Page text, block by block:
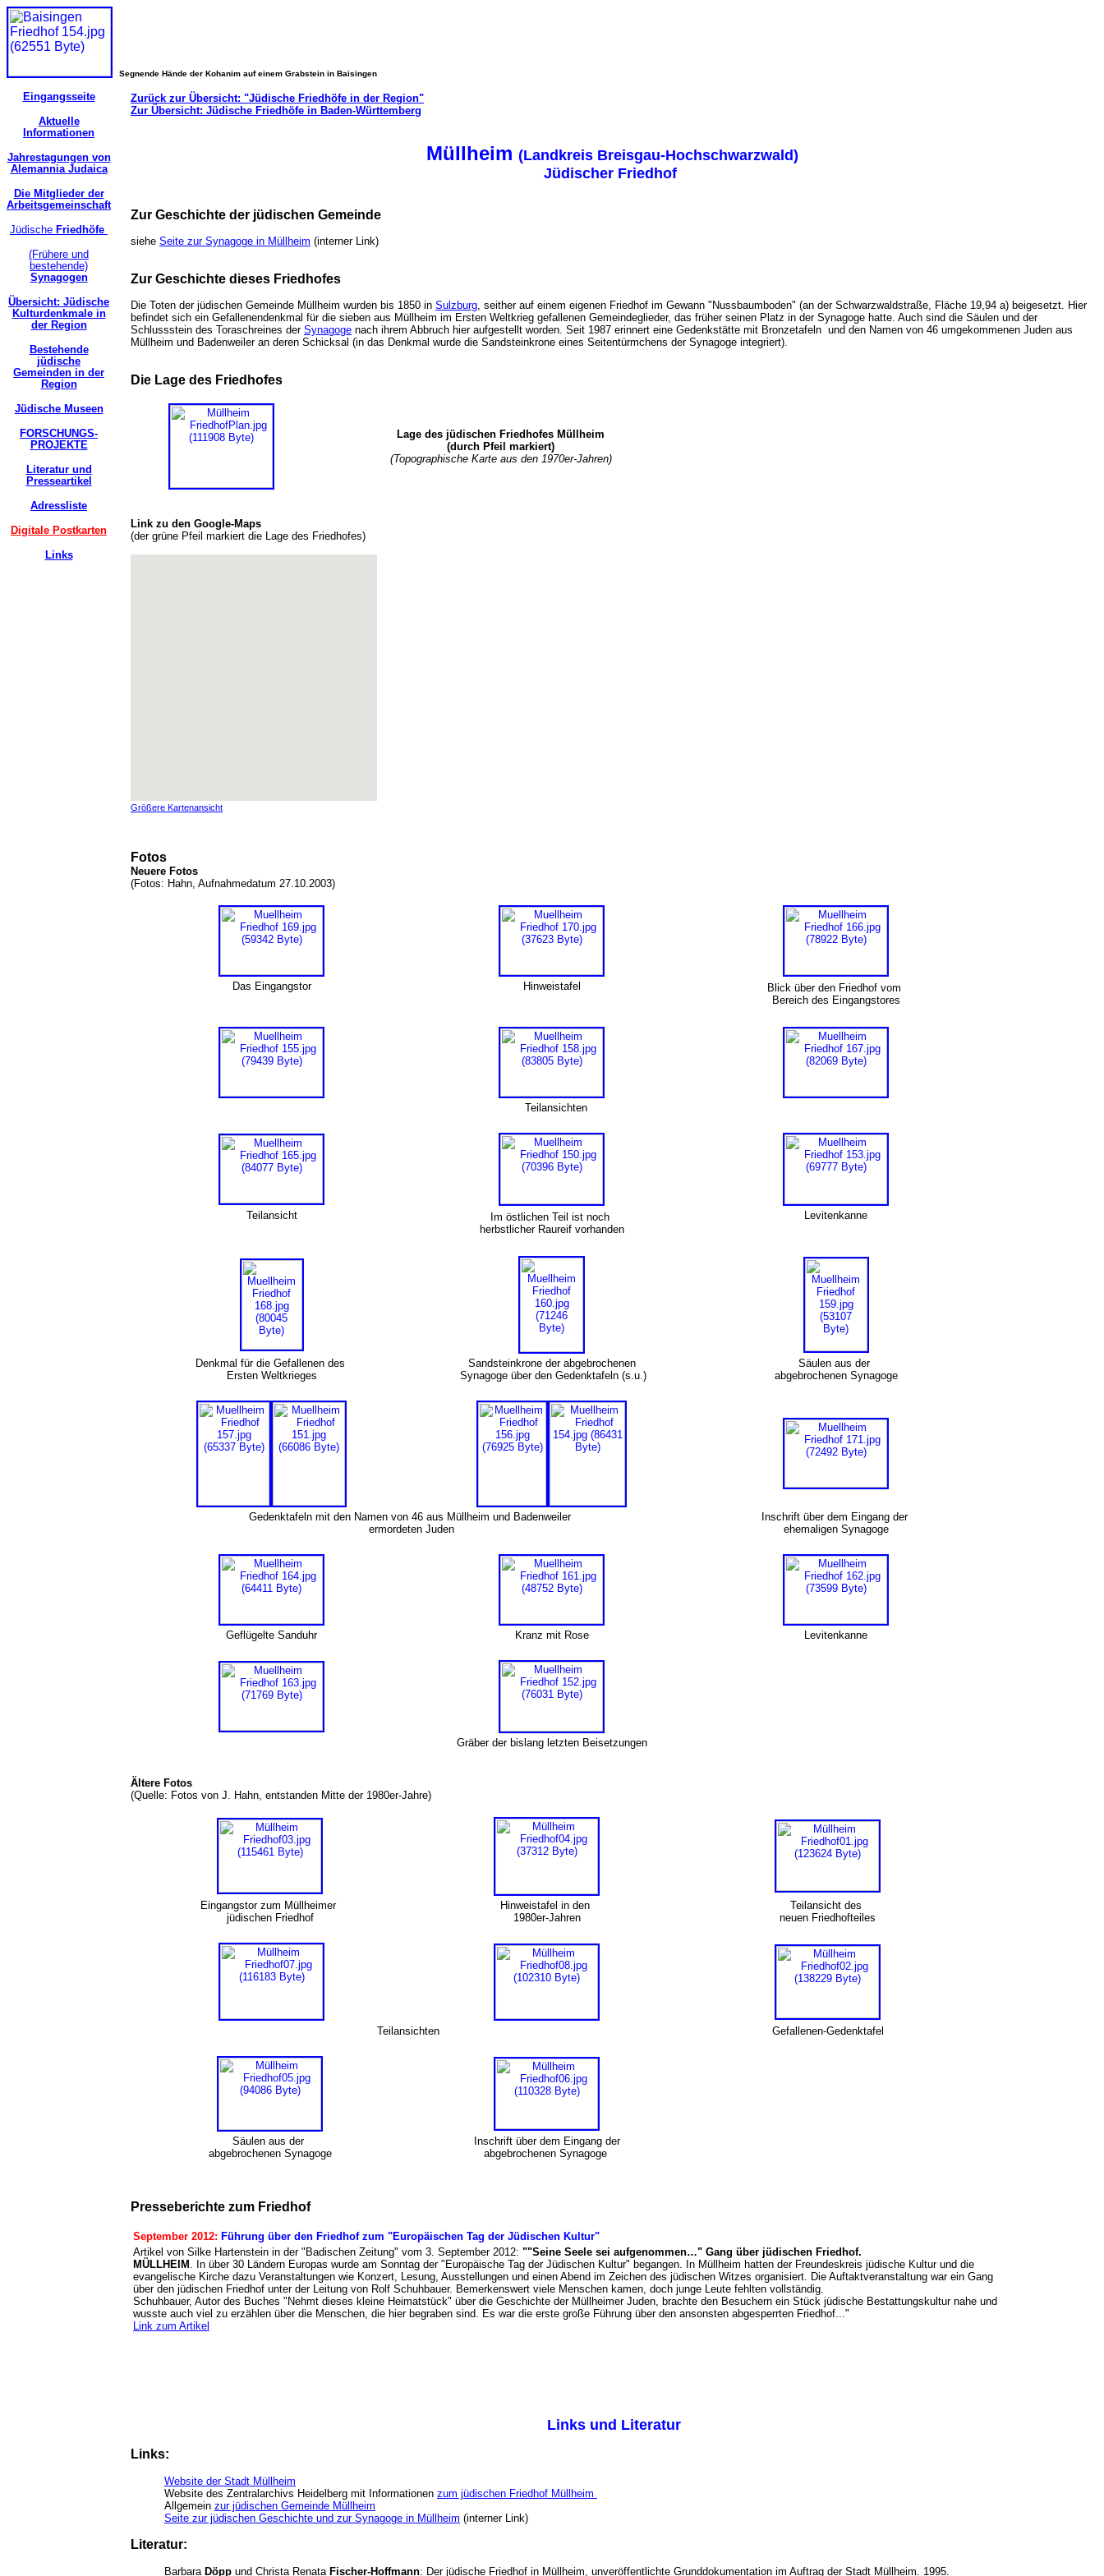
Segnende Hände der Kohanim auf einem Grabstein in Baisingen
Eingangsseite
Aktuelle
Informationen
Jahrestagungen von
Alemannia Judaica
Die Mitglieder der
Arbeitsgemeinschaft
Jüdische Friedhöfe
(Frühere und
bestehende)
Synagogen
Übersicht: Jüdische
Kulturdenkmale in
der Region
Bestehende
jüdische
Gemeinden in der
Region
Jüdische Museen
FORSCHUNGS-
PROJEKTE
Literatur und
Presseartikel
Adressliste
Digitale Postkarten
Links
Zurück zur Übersicht: "Jüdische Friedhöfe in der Region"
Zur Übersicht: Jüdische Friedhöfe in Baden-Württemberg
Müllheim (Landkreis Breisgau-Hochschwarzwald)
Jüdischer Friedhof
Zur Geschichte der jüdischen Gemeinde
siehe Seite zur Synagoge in Müllheim (interner Link)
Zur Geschichte dieses Friedhofes
Die Toten der jüdischen Gemeinde Müllheim wurden bis 1850 in Sulzburg, seither auf einem eigenen Friedhof im Gewann "Nussbaumboden" (an der Schwarzwaldstraße, Fläche 19,94 a) beigesetzt. Hier
befindet sich ein Gefallenendenkmal für die sieben aus Müllheim im Ersten Weltkrieg gefallenen Gemeindeglieder, das früher seinen Platz in der Synagoge hatte. Auch sind die Säulen und der
Schlussstein des Toraschreines der Synagoge nach ihrem Abbruch hier aufgestellt worden. Seit 1987 erinnert eine Gedenkstätte mit Bronzetafeln und den Namen von 46 umgekommenen Juden aus
Müllheim und Badenweiler an deren Schicksal (in das Denkmal wurde die Sandsteinkrone eines Seitentürmchens der Synagoge integriert).
Die Lage des Friedhofes
Lage des jüdischen Friedhofes Müllheim
(durch Pfeil markiert)
(Topographische Karte aus den 1970er-Jahren)
Link zu den Google-Maps
(der grüne Pfeil markiert die Lage des Friedhofes)
Größere Kartenansicht
Fotos
Neuere Fotos
(Fotos: Hahn, Aufnahmedatum 27.10.2003)
Das Eingangstor Hinweistafel
Blick über den Friedhof vom
Bereich des Eingangstores
Teilansichten
Teilansicht
Im östlichen Teil ist noch
herbstlicher Raureif vorhanden
Levitenkanne
Denkmal für die Gefallenen des
Ersten Weltkrieges
Sandsteinkrone der abgebrochenen
Synagoge über den Gedenktafeln (s.u.)
Säulen aus der
abgebrochenen Synagoge
Gedenktafeln mit den Namen von 46 aus Müllheim und Badenweiler
ermordeten Juden
Inschrift über dem Eingang der
ehemaligen Synagoge
Geflügelte Sanduhr Kranz mit Rose Levitenkanne
Gräber der bislang letzten Beisetzungen
Ältere Fotos
(Quelle: Fotos von J. Hahn, entstanden Mitte der 1980er-Jahre)
Eingangstor zum Müllheimer
jüdischen Friedhof
Hinweistafel in den
1980er-Jahren
Teilansicht des
neuen Friedhofteiles
Teilansichten Gefallenen-Gedenktafel
Säulen aus der
abgebrochenen Synagoge
Inschrift über dem Eingang der
abgebrochenen Synagoge
Presseberichte zum Friedhof
September 2012: Führung über den Friedhof zum "Europäischen Tag der Jüdischen Kultur"
Artikel von Silke Hartenstein in der "Badischen Zeitung" vom 3. September 2012: ""Seine Seele sei aufgenommen…" Gang über jüdischen Friedhof.
MÜLLHEIM . In über 30 Ländern Europas wurde am Sonntag der "Europäische Tag der Jüdischen Kultur" begangen. In Müllheim hatten der Freundeskreis jüdische Kultur und die
evangelische Kirche dazu Veranstaltungen wie Konzert, Lesung, Ausstellungen und einen Abend im Zeichen des jüdischen Witzes organisiert. Die Auftaktveranstaltung war ein Gang
über den jüdischen Friedhof unter der Leitung von Rolf Schuhbauer. Bemerkenswert viele Menschen kamen, doch junge Leute fehlten vollständig.
Schuhbauer, Autor des Buches "Nehmt dieses kleine Heimatstück" über die Geschichte der Müllheimer Juden, brachte den Besuchern ein Stück jüdische Bestattungskultur nahe und
wusste auch viel zu erzählen über die Menschen, die hier begraben sind. Es war die erste große Führung über den ansonsten abgesperrten Friedhof..."
Link zum Artikel
Links und Literatur
Links:
Website der Stadt Müllheim
Website des Zentralarchivs Heidelberg mit Informationen zum jüdischen Friedhof Müllheim
Allgemein zur jüdischen Gemeinde Müllheim
Seite zur jüdischen Geschichte und zur Synagoge in Müllheim (interner Link)
Literatur:
Barbara Döpp und Christa Renata Fischer-Hoffmann: Der jüdische Friedhof in Müllheim, unveröffentlichte Grunddokumentation im Auftrag der Stadt Müllheim. 1995.